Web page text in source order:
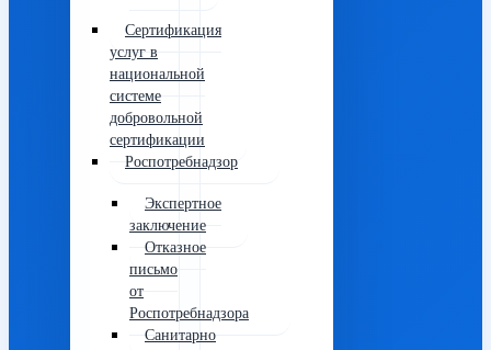
Сертификация
услуг в
национальной
системе
добровольной
сертификации
Роспотребнадзор
Экспертное
заключение
Отказное
письмо
от
Роспотребнадзора
Санитарно